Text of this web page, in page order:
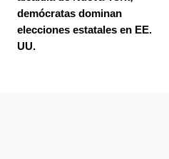
demócratas dominan
elecciones estatales en EE.
UU.